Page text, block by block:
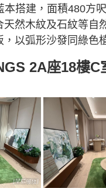
本搭建，面積480方
天然木紋及石紋等自
以弧形沙發同綠色
2A座18樓C